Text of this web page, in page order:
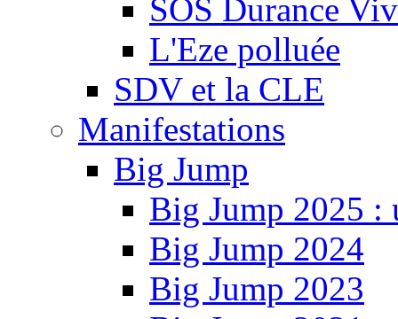
SOS Durance
L'Eze polluée
SDV et la CLE
Manifestations
Big Jump
Big Jump 2025 :
Big Jump 2024
Big Jump 2023